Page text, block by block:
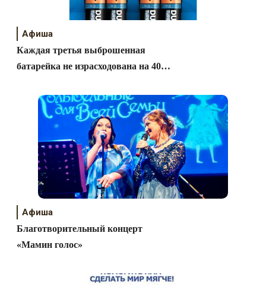
Афиша
Каждая третья выброшенная
батарейка не израсходована на 40
Афиша
Благотворительный концерт
«Мамин голос»